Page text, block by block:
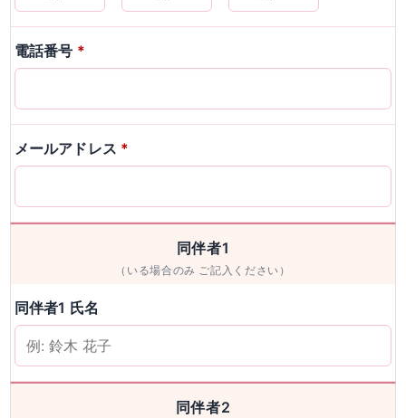
電話番号 *
メールアドレス *
同伴者1
（いる場合のみ ご記入ください）
同伴者1 氏名
同伴者2
男性 女性